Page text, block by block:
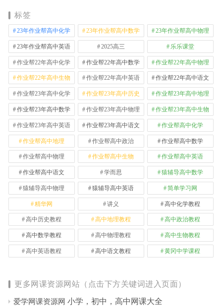
标签
23年作业帮高中化学 23年作业帮高中数学 23年作业帮高中物理
23年作业帮高中英语 2025高三 乐乐课堂
作业帮22年高中化学 作业帮22年高中数学 作业帮22年高中物理
作业帮22年高中生物 作业帮22年高中英语 作业帮22年高中语文
作业帮23年高中化学 作业帮23年高中历史 作业帮23年高中地理
作业帮23年高中数学 作业帮23年高中物理 作业帮23年高中生物
作业帮23年高中英语 作业帮23年高中语文 作业帮高中化学
作业帮高中地理 作业帮高中政治 作业帮高中数学
作业帮高中物理 作业帮高中生物 作业帮高中英语
作业帮高中语文 学而思 猿辅导高中数学
猿辅导高中物理 猿辅导高中英语 简单学习网
精华网 讲义 高中化学教程
高中历史教程 高中地理教程 高中政治教程
高中数学教程 高中物理教程 高中生物教程
高中英语教程 高中语文教程 黄冈中学课程
更多网课资源网站（点击下方关键词进入页面）
爱学网课资源网 小学，初中，高中网课大全